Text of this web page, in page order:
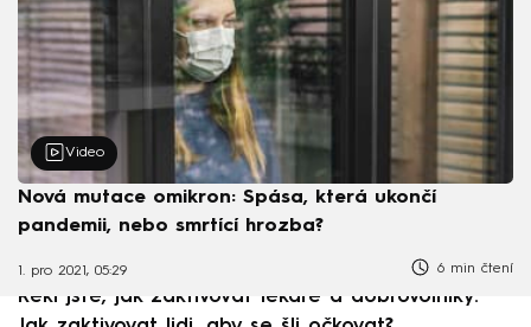
Video
Nová mutace omikron: Spása, která ukončí
pandemii, nebo smrtící hrozba?
1. pro 2021, 05:29 6 min čtení
Řekl jste, jak zaktivovat lékaře a dobrovolníky.